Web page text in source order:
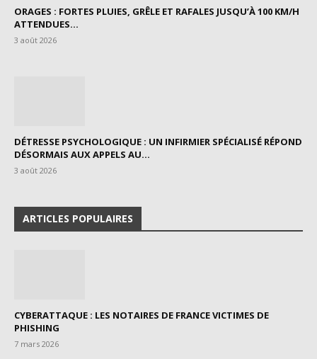
ORAGES : FORTES PLUIES, GRÊLE ET RAFALES JUSQU’À 100 KM/H
ATTENDUES...
3 août 2026
DÉTRESSE PSYCHOLOGIQUE : UN INFIRMIER SPÉCIALISÉ RÉPOND
DÉSORMAIS AUX APPELS AU...
3 août 2026
ARTICLES POPULAIRES
CYBERATTAQUE : LES NOTAIRES DE FRANCE VICTIMES DE
PHISHING
7 mars 2026